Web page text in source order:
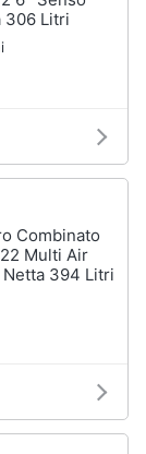
306 Litri
Combinato
Multi Air
Netta 394 Litri